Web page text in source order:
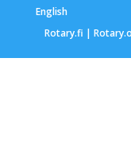
English
Rotary.fi |